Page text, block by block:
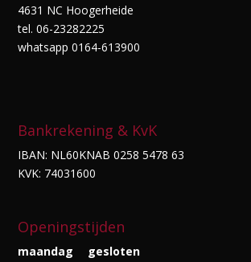
4631 NC Hoogerheide
tel. 06-23282225
whatsapp 0164-613900
Bankrekening & KvK
IBAN: NL60KNAB 0258 5478 63
KVK: 74031600
Openingstijden
maandag
gesloten